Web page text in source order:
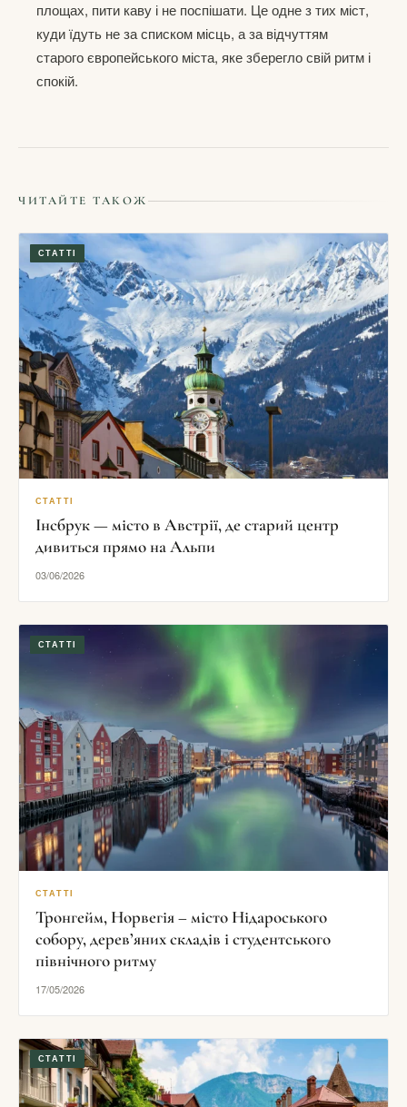
площах, пити каву і не поспішати. Це одне з тих міст,
куди їдуть не за списком місць, а за відчуттям
старого європейського міста, яке зберегло свій ритм і
спокій.
ЧИТАЙТЕ ТАКОЖ
СТАТТІ
СТАТТІ
Інсбрук — місто в Австрії, де старий центр
дивиться прямо на Альпи
03/06/2026
СТАТТІ
СТАТТІ
Тронгейм, Норвегія – місто Нідароського
собору, дерев’яних складів і студентського
північного ритму
17/05/2026
СТАТТІ